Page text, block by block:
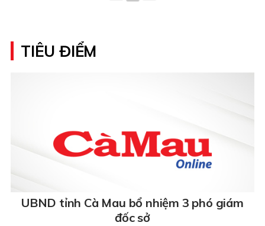
TIÊU ĐIỂM
UBND tỉnh Cà Mau bổ nhiệm 3 phó giám
đốc sở